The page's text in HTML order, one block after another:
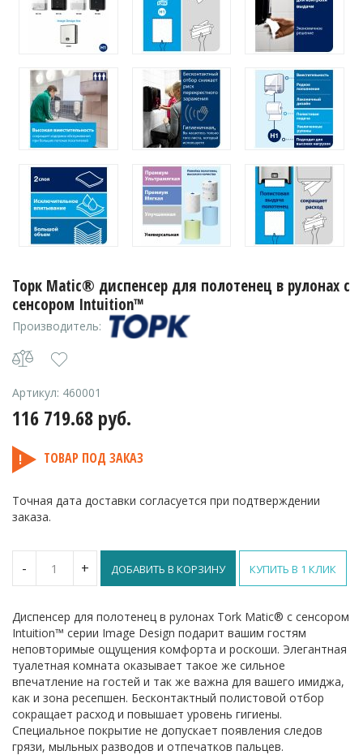
Торк Matic® диспенсер для полотенец в рулонах с
сенсором Intuition™
Производитель:
Артикул: 460001
116 719.68 руб.
ТОВАР ПОД ЗАКАЗ
Точная дата доставки согласуется при подтверждении
заказа.
-
Торк
Matic®
для
полотенец
в
рулонах
с
сенсором
Intuition™
+ ДОБАВИТЬ В КОРЗИНУ КУПИТЬ В 1 КЛИК
Диспенсер для полотенец в рулонах Tork Matic® с сенсором
Intuition™ серии Image Design подарит вашим гостям
неповторимые ощущения комфорта и роскоши. Элегантная
туалетная комната оказывает такое же сильное
впечатление на гостей и так же важна для вашего имиджа,
как и зона ресепшен. Бесконтактный полистовой отбор
сокращает расход и повышает уровень гигиены.
Специальное покрытие не допускает появления следов
грязи, мыльных разводов и отпечатков пальцев.